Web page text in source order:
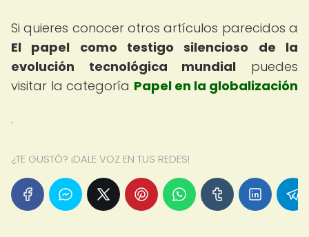
Si quieres conocer otros artículos parecidos a
El papel como testigo silencioso de la
evolución tecnológica mundial puedes
visitar la categoría Papel en la globalización
.
¿TE GUSTÓ? ¡DALE VOZ EN TUS REDES!